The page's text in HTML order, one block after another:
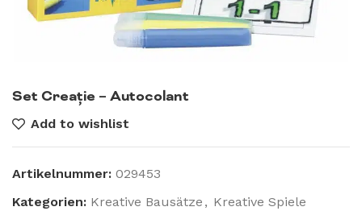
Set Creație – Autocolant
Add to wishlist
Artikelnummer: 029453
Kategorien: Kreative Bausätze , Kreative Spiele